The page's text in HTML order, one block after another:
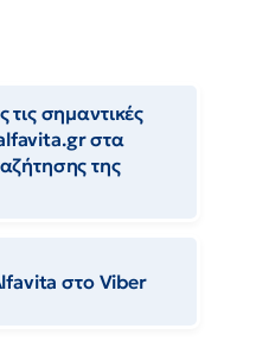
σημαντικές
στα
της
στο Viber